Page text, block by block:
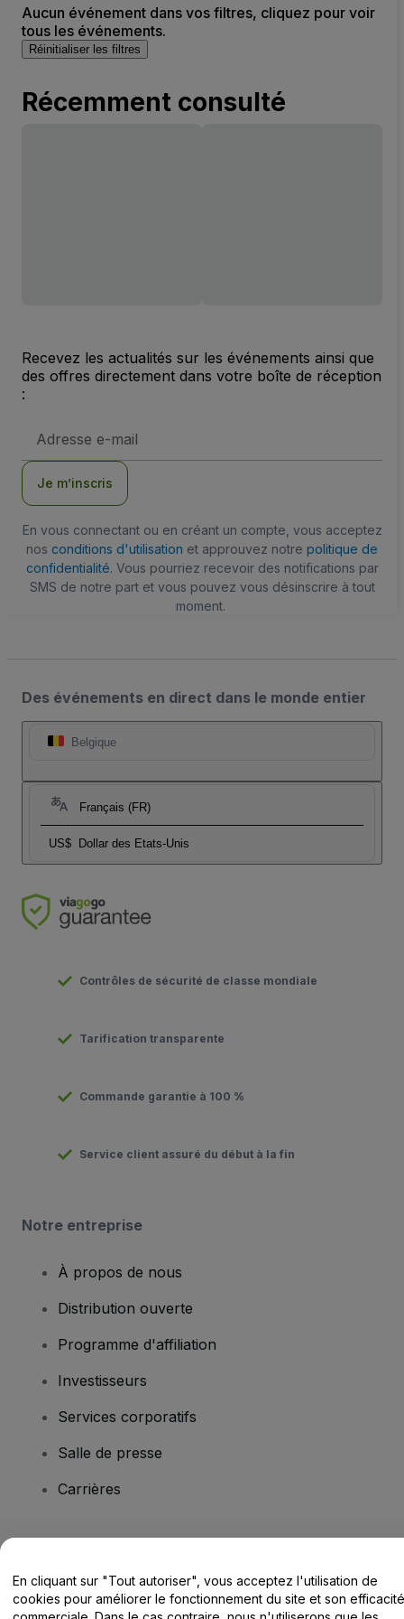
Aucun événement dans vos filtres, cliquez pour voir
tous les événements.
Réinitialiser les filtres
Récemment consulté
Recevez les actualités sur les événements ainsi que
des offres directement dans votre boîte de réception
:
e-
Je m’inscris
En vous connectant ou en créant un compte, vous acceptez
nos conditions d'utilisation et approuvez notre politique de
confidentialité. Vous pourriez recevoir des notifications par
SMS de notre part et vous pouvez vous désinscrire à tout
moment.
Des événements en direct dans le monde entier
Belgique
Français (FR)
US$ Dollar des Etats-Unis
Contrôles de sécurité de classe mondiale
Tarification transparente
Commande garantie à 100 %
Service client assuré du début à la fin
Notre entreprise
À propos de nous
Distribution ouverte
Programme d'affiliation
Investisseurs
Services corporatifs
Salle de presse
Carrières
Centre d'assistance / Nous contacter
En cliquant sur "Tout autoriser", vous acceptez l'utilisation de
cookies pour améliorer le fonctionnement du site et son efficacité